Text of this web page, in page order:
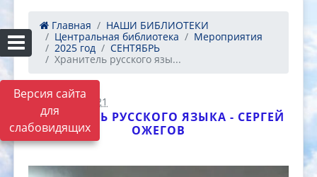
Версия сайта
для
слабовидящих
Главная
НАШИ БИБЛИОТЕКИ
Центральная библиотека
Мероприятия
2025 год
СЕНТЯБРЬ
Хранитель русского язы...
27.09.2025 12:21
ХРАНИТЕЛЬ РУССКОГО ЯЗЫКА - СЕРГЕЙ
ОЖЕГОВ